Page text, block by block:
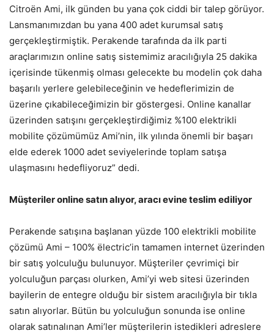
Citroën Ami, ilk günden bu yana çok ciddi bir talep görüyor.
Lansmanımızdan bu yana 400 adet kurumsal satış
gerçekleştirmiştik. Perakende tarafında da ilk parti
araçlarımızın online satış sistemimiz aracılığıyla 25 dakika
içerisinde tükenmiş olması gelecekte bu modelin çok daha
başarılı yerlere gelebileceğinin ve hedeflerimizin de
üzerine çıkabileceğimizin bir göstergesi. Online kanallar
üzerinden satışını gerçekleştirdiğimiz %100 elektrikli
mobilite çözümümüz Ami’nin, ilk yılında önemli bir başarı
elde ederek 1000 adet seviyelerinde toplam satışa
ulaşmasını hedefliyoruz” dedi.
Müşteriler online satın alıyor, aracı evine teslim ediliyor
Perakende satışına başlanan yüzde 100 elektrikli mobilite
çözümü Ami – 100% ëlectric’in tamamen internet üzerinden
bir satış yolculuğu bulunuyor. Müşteriler çevrimiçi bir
yolculuğun parçası olurken, Ami’yi web sitesi üzerinden
bayilerin de entegre olduğu bir sistem aracılığıyla bir tıkla
satın alıyorlar. Bütün bu yolculuğun sonunda ise online
olarak satınalınan Ami’ler müşterilerin istedikleri adreslere